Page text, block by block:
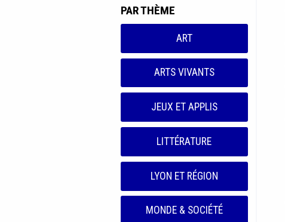
PAR THÈME
ART
ARTS VIVANTS
JEUX ET APPLIS
LITTÉRATURE
LYON ET RÉGION
MONDE & SOCIÉTÉ